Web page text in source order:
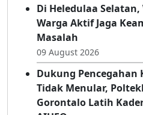
Di Heledulaa
Warga Aktif Jaga
Masalah
09 August 2026
Dukung
Tidak Menular,
Gorontalo Latih